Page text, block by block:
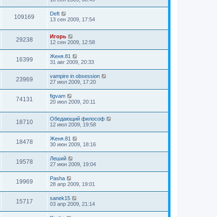
109169
Deft
13 сен 2009, 17:54
29238
Игорь
12 сен 2009, 12:58
16399
Женя.81
31 авг 2009, 20:33
23969
vampire in obsession
27 июл 2009, 17:20
74131
figvam
20 июл 2009, 20:11
18710
Обедающий философ
12 июл 2009, 19:58
18478
Женя.81
30 июн 2009, 18:16
19578
Леший
27 июн 2009, 19:04
19969
Pasha
28 апр 2009, 19:01
15717
sanek15
03 апр 2009, 21:14